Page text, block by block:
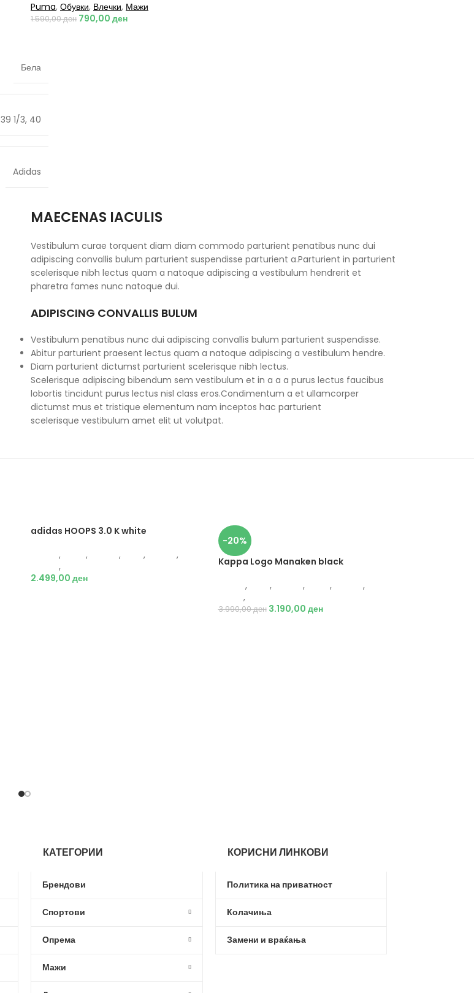
Puma, Обувки, Влечки, Мажи
1.590,00ден 790,00 ден
Бела
39 1/3, 40
Adidas
MAECENAS IACULIS
Vestibulum curae torquent diam diam commodo parturient penatibus nunc dui
adipiscing convallis bulum parturient suspendisse parturient a.Parturient in parturient
scelerisque nibh lectus quam a natoque adipiscing a vestibulum hendrerit et
pharetra fames nunc natoque dui.
ADIPISCING CONVALLIS BULUM
Vestibulum penatibus nunc dui adipiscing convallis bulum parturient suspendisse.
Abitur parturient praesent lectus quam a natoque adipiscing a vestibulum hendre.
Diam parturient dictumst parturient scelerisque nibh lectus.
Scelerisque adipiscing bibendum sem vestibulum et in a a a purus lectus faucibus
lobortis tincidunt purus lectus nisl class eros.Condimentum a et ullamcorper
dictumst mus et tristique elementum nam inceptos hac parturient
scelerisque vestibulum amet elit ut volutpat.
adidas HOOPS 3.0 K white
, , , ,
,
,
2.499,00 ден
-20%
Kappa Logo Manaken black
, , , ,
,
,
3.990,00ден 3.190,00 ден
КАТЕГОРИИ
Брендови
Спортови
Опрема
Мажи
КОРИСНИ ЛИНКОВИ
Политика на приватност
Колачиња
Замени и враќања